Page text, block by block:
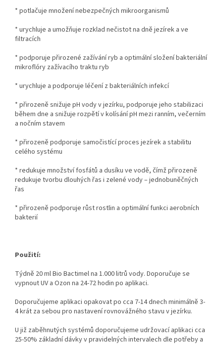
* potlačuje množení nebezpečných mikroorganismů
* urychluje a umožňuje rozklad nečistot na dně jezírek a ve
filtracích
* podporuje přirozené zažívání ryb a optimální složení bakteriální
mikroflóry zažívacího traktu ryb
* urychluje a podporuje léčení z bakteriálních infekcí
* přirozeně snižuje pH vody v jezírku, podporuje jeho stabilizaci
během dne a snižuje rozpětí v kolísání pH mezi ranním, večerním
a nočním stavem
* přirozeně podporuje samočistící proces jezírek a stabilitu
celého systému
* redukuje množství fosfátů a dusíku ve vodě, čímž přirozeně
redukuje tvorbu dlouhých řas i zelené vody – jednobuněčných
řas
* přirozeně podporuje růst rostlin a optimální funkci aerobních
bakterií
Použití:
Týdně 20 ml Bio Bactimel na 1.000 litrů vody. Doporučuje se
vypnout UV a Ozon na 24-72 hodin po aplikaci.
Doporučujeme aplikaci opakovat po cca 7-14 dnech minimálně 3-
4 krát za sebou pro nastavení rovnovážného stavu v jezírku.
U již zaběhnutých systémů doporučujeme udržovací aplikaci cca
25-50% základní dávky v pravidelných intervalech dle potřeby a